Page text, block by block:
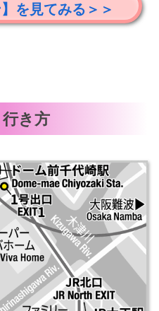
を見てみる＞＞
き方